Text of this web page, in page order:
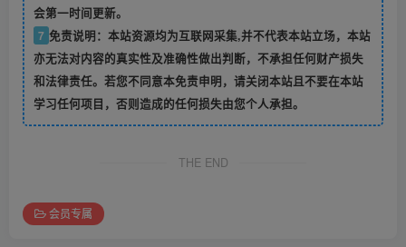
会第一时间更新。
7 免责说明：本站资源均为互联网采集,并不代表本站立场，本站
亦无法对内容的真实性及准确性做出判断，不承担任何财产损失
和法律责任。若您不同意本免责申明，请关闭本站且不要在本站
学习任何项目，否则造成的任何损失由您个人承担。
THE END
会员专属